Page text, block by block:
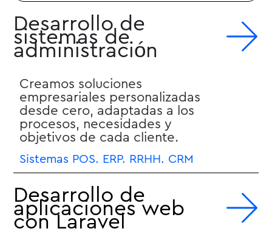
Desarrollo de
sistemas de
administración
Creamos soluciones
empresariales personalizadas
desde cero, adaptadas a los
procesos, necesidades y
objetivos de cada cliente.
Sistemas POS. ERP. RRHH. CRM
Desarrollo de
aplicaciones web
con Laravel